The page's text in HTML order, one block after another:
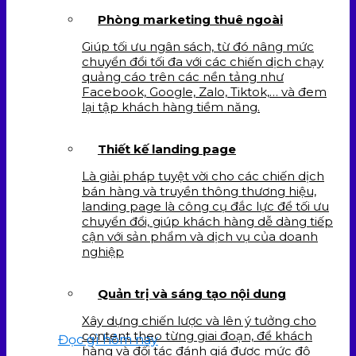
Phòng marketing thuê ngoài
Giúp tối ưu ngân sách, từ đó nâng mức
chuyển đổi tối đa với các chiến dịch chạy
quảng cáo trên các nền tảng như
Facebook, Google, Zalo, Tiktok,… và đem
lại tập khách hàng tiềm năng.
Thiết kế landing page
Là giải pháp tuyệt vời cho các chiến dịch
bán hàng và truyền thông thương hiệu,
landing page là công cụ đắc lực để tối ưu
chuyển đổi, giúp khách hàng dễ dàng tiếp
cận với sản phẩm và dịch vụ của doanh
nghiệp
Quản trị và sáng tạo nội dung
Xây dựng chiến lược và lên ý tưởng cho
content theo từng giai đoạn, để khách
hàng và đối tác đánh giá được mức độ
Đọc gì hôm nay